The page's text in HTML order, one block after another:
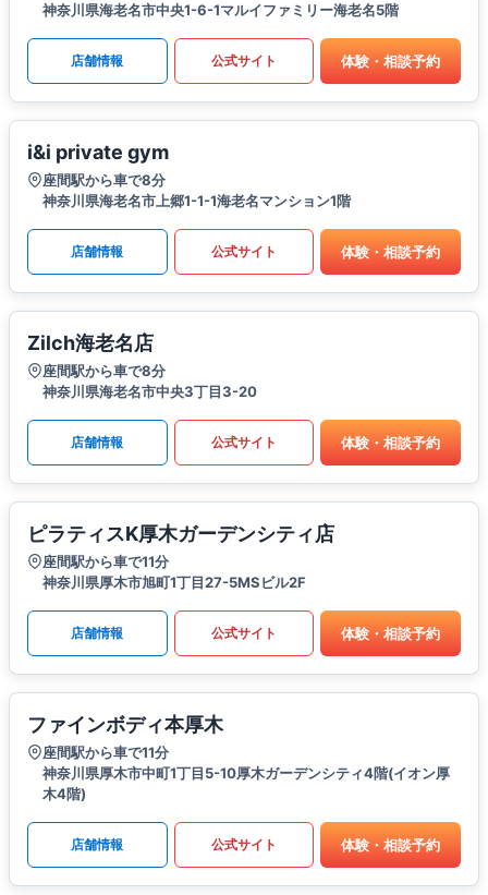
神奈川県海老名市中央1-6-1マルイファミリー海老名5階
店舗情報 公式サイト 体験・相談予約
i&i private gym
座間駅から車で8分
神奈川県海老名市上郷1-1-1海老名マンション1階
店舗情報 公式サイト 体験・相談予約
Zilch海老名店
座間駅から車で8分
神奈川県海老名市中央3丁目3-20
店舗情報 公式サイト 体験・相談予約
ピラティスK厚木ガーデンシティ店
座間駅から車で11分
神奈川県厚木市旭町1丁目27-5MSビル2F
店舗情報 公式サイト 体験・相談予約
ファインボディ本厚木
座間駅から車で11分
神奈川県厚木市中町1丁目5-10厚木ガーデンシティ4階(イオン厚
木4階)
店舗情報 公式サイト 体験・相談予約